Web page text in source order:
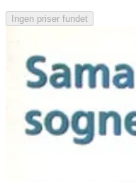
Ingen priser fundet